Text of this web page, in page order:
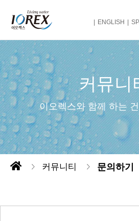
ENGLISH
커뮤니
이오렉스와 함께 하는
커뮤니티 문의하기